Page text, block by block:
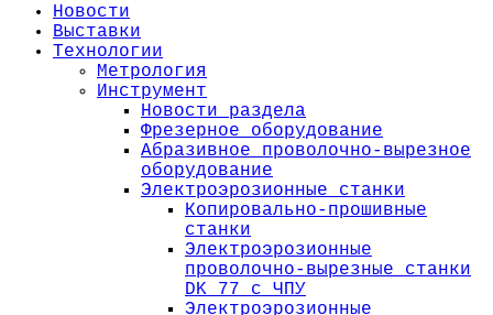
Новости
Выставки
Технологии
Метрология
Инструмент
Новости раздела
Фрезерное оборудование
Абразивное проволочно-вырезное
оборудование
Электроэрозионные станки
Копировально-прошивные
станки
Электроэрозионные
проволочно-вырезные станки
DK 77 с ЧПУ
Электроэрозионные